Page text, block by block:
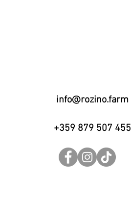
info@rozino.farm
+359 879 507 455